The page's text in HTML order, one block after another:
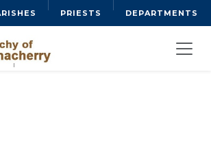
PRIESTS DEPARTMENTS